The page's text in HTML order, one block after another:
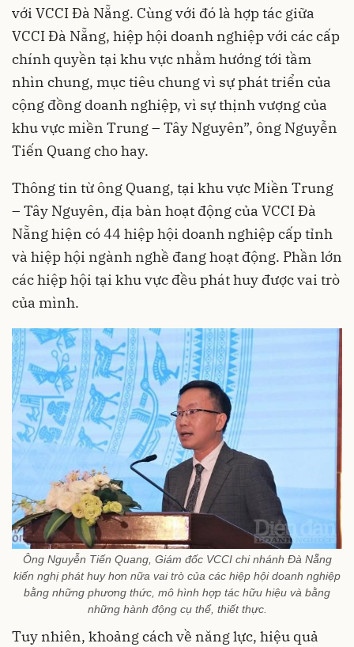
với VCCI Đà Nẵng. Cùng với đó là hợp tác giữa
VCCI Đà Nẵng, hiệp hội doanh nghiệp với các cấp
chính quyền tại khu vực nhằm hướng tới tầm
nhìn chung, mục tiêu chung vì sự phát triển của
cộng đồng doanh nghiệp, vì sự thịnh vượng của
khu vực miền Trung – Tây Nguyên”, ông Nguyễn
Tiến Quang cho hay.
Thông tin từ ông Quang, tại khu vực Miền Trung
– Tây Nguyên, địa bàn hoạt động của VCCI Đà
Nẵng hiện có 44 hiệp hội doanh nghiệp cấp tỉnh
và hiệp hội ngành nghề đang hoạt động. Phần lớn
các hiệp hội tại khu vực đều phát huy được vai trò
của mình.
Ông Nguyễn Tiến Quang, Giám đốc VCCI chi nhánh Đà Nẵng
kiến nghị phát huy hơn nữa vai trò của các hiệp hội doanh nghiệp
bằng những phương thức, mô hình hợp tác hữu hiệu và bằng
những hành động cụ thể, thiết thực.
Tuy nhiên, khoảng cách về năng lực, hiệu quả